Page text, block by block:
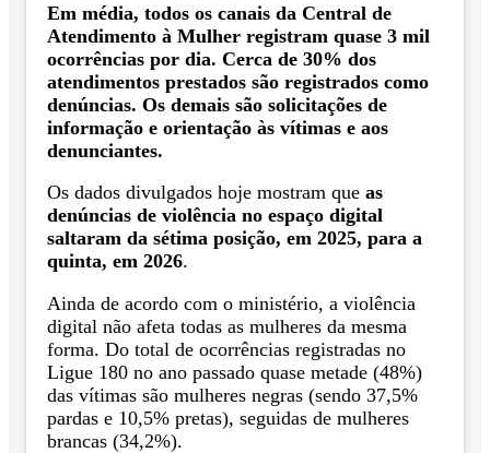
Em média, todos os canais da Central de
Atendimento à Mulher registram quase 3 mil
ocorrências por dia. Cerca de 30% dos
atendimentos prestados são registrados como
denúncias. Os demais são solicitações de
informação e orientação às vítimas e aos
denunciantes.
Os dados divulgados hoje mostram que as
denúncias de violência no espaço digital
saltaram da sétima posição, em 2025, para a
quinta, em 2026.
Ainda de acordo com o ministério, a violência
digital não afeta todas as mulheres da mesma
forma. Do total de ocorrências registradas no
Ligue 180 no ano passado quase metade (48%)
das vítimas são mulheres negras (sendo 37,5%
pardas e 10,5% pretas), seguidas de mulheres
brancas (34,2%).